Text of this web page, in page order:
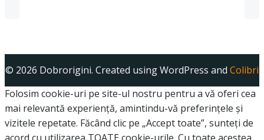
© 2026 Dobrorigini. Created using WordPress and Colibri
Folosim cookie-uri pe site-ul nostru pentru a vă oferi cea
mai relevantă experiență, amintindu-vă preferințele și
vizitele repetate. Făcând clic pe „Accept toate”, sunteți de